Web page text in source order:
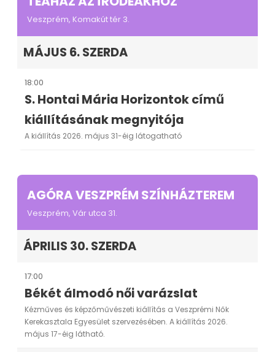
Veszprém, Komakút tér 3.
MÁJUS 6. SZERDA
18:00
S. Hontai Mária Horizontok című
kiállításának megnyitója
A kiállítás 2026. május 31-éig látogatható
AGÓRA VESZPRÉM SZÍNHÁZTEREM
Veszprém, Vár utca 31.
ÁPRILIS 30. SZERDA
17:00
Békét álmodó női varázslat
Kézműves és képzőművészeti kiállítás a Veszprémi Nők
Kerekasztala Egyesület szervezésében. A kiállítás 2026.
május 17-éig látható.